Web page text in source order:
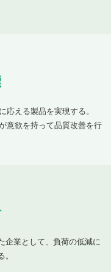
応える製品を実現する。
意欲を持って品質改善を行
企業として、負荷の低減に